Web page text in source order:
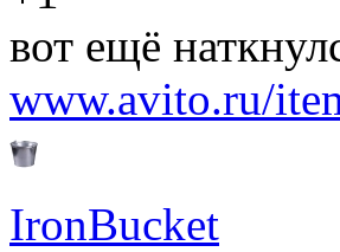
вот ещё
www.avito.ru/
IronBucket